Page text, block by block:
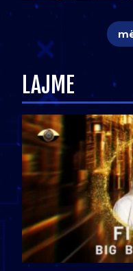
LAJME